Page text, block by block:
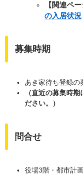
【関連ペ
の入居状況
募集時期
あき家待ち登録の
（直近の募集時
ださい。）
問合せ
役場3階・都市計